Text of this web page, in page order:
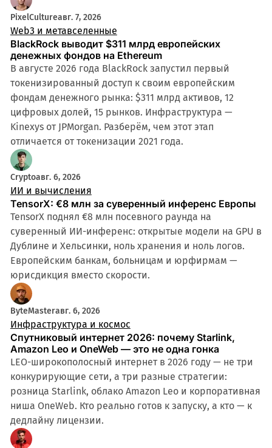
PixelCultureавг. 7, 2026
Web3 и метавселенные
BlackRock выводит $311 млрд европейских
денежных фондов на Ethereum
В августе 2026 года BlackRock запустил первый
токенизированный доступ к своим европейским
фондам денежного рынка: $311 млрд активов, 12
цифровых долей, 15 рынков. Инфраструктура —
Kinexys от JPMorgan. Разберём, чем этот этап
отличается от токенизации 2021 года.
Cryptoавг. 6, 2026
ИИ и вычисления
TensorX: €8 млн за суверенный инференс Европы
TensorX поднял €8 млн посевного раунда на
суверенный ИИ-инференс: открытые модели на GPU в
Дублине и Хельсинки, ноль хранения и ноль логов.
Европейским банкам, больницам и юрфирмам —
юрисдикция вместо скорости.
ByteMasterавг. 6, 2026
Инфраструктура и космос
Спутниковый интернет 2026: почему Starlink,
Amazon Leo и OneWeb — это не одна гонка
LEO-широкополосный интернет в 2026 году — не три
конкурирующие сети, а три разные стратегии:
розница Starlink, облако Amazon Leo и корпоративная
ниша OneWeb. Кто реально готов к запуску, а кто — к
дедлайну лицензии.